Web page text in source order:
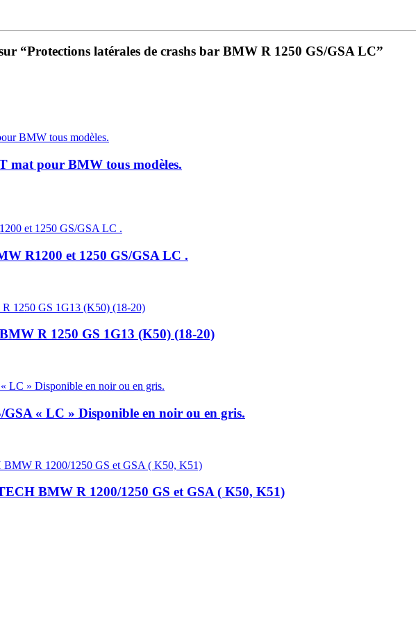
“Protections latérales de crashs bar BMW R 1250 GS/GSA LC”
mat pour BMW tous modèles.
R1200 et 1250 GS/GSA LC .
R 1250 GS 1G13 (K50) (18-20)
« LC » Disponible en noir ou en gris.
BMW R 1200/1250 GS et GSA ( K50, K51)